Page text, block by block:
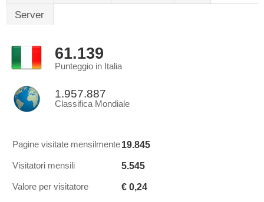
Server
61.139
Punteggio in Italia
1.957.887
Classifica Mondiale
Pagine visitate mensilmente19.845
Visitatori mensili 5.545
Valore per visitatore € 0,24